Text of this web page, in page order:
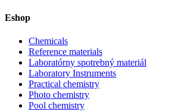
Eshop
Chemicals
Reference materials
Laboratórny spotrebný materiál
Laboratory Instruments
Practical chemistry
Photo chemistry
Pool chemistry